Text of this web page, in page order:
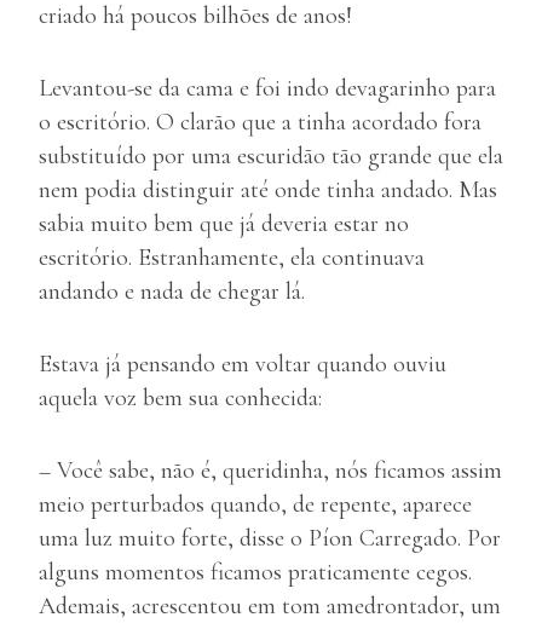
criado há poucos bilhões de anos!
Levantou-se da cama e foi indo devagarinho para
o escritório. O clarão que a tinha acordado fora
substituído por uma escuridão tão grande que ela
nem podia distinguir até onde tinha andado. Mas
sabia muito bem que já deveria estar no
escritório. Estranhamente, ela continuava
andando e nada de chegar lá.
Estava já pensando em voltar quando ouviu
aquela voz bem sua conhecida:
– Você sabe, não é, queridinha, nós ficamos assim
meio perturbados quando, de repente, aparece
uma luz muito forte, disse o Píon Carregado. Por
alguns momentos ficamos praticamente cegos.
Ademais, acrescentou em tom amedrontador, um